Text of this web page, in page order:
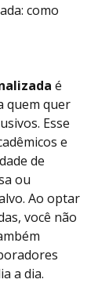
como
é
quem quer
Esse
e
de
ou
Ao optar
você não
a dia.